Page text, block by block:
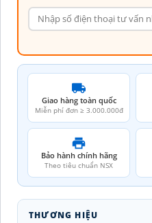
Giao hàng toàn quốc
Miễn phí đơn ≥ 3.000.000đ
Bảo hành chính hãng
Theo tiêu chuẩn NSX
THƯƠNG HIỆU